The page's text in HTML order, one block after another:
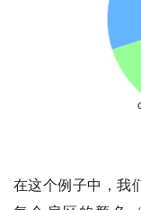
在这个例子中，我